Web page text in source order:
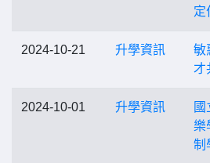
定
2024-10-21 升學資訊
敏
才
2024-10-01 升學資訊
樂
制